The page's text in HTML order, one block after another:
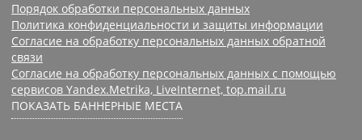
Порядок обработки персональных данных
Политика конфиденциальности и защиты информации
Согласие на обработку персональных данных обратной
связи
Согласие на обработку персональных данных с помощью
сервисов Yandex.Metrika, LiveInternet, top.mail.ru
ПОКАЗАТЬ БАННЕРНЫЕ МЕСТА